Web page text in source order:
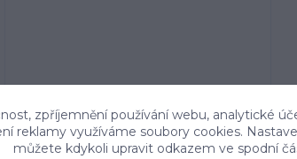
Zlatý přívěsek s diamanty, přírodní
olivín, žluté zlato, VP 247
zpříjemnění používání webu, analytické
reklamy využíváme soubory cookies.
můžete kdykoli upravit odkazem ve spodní